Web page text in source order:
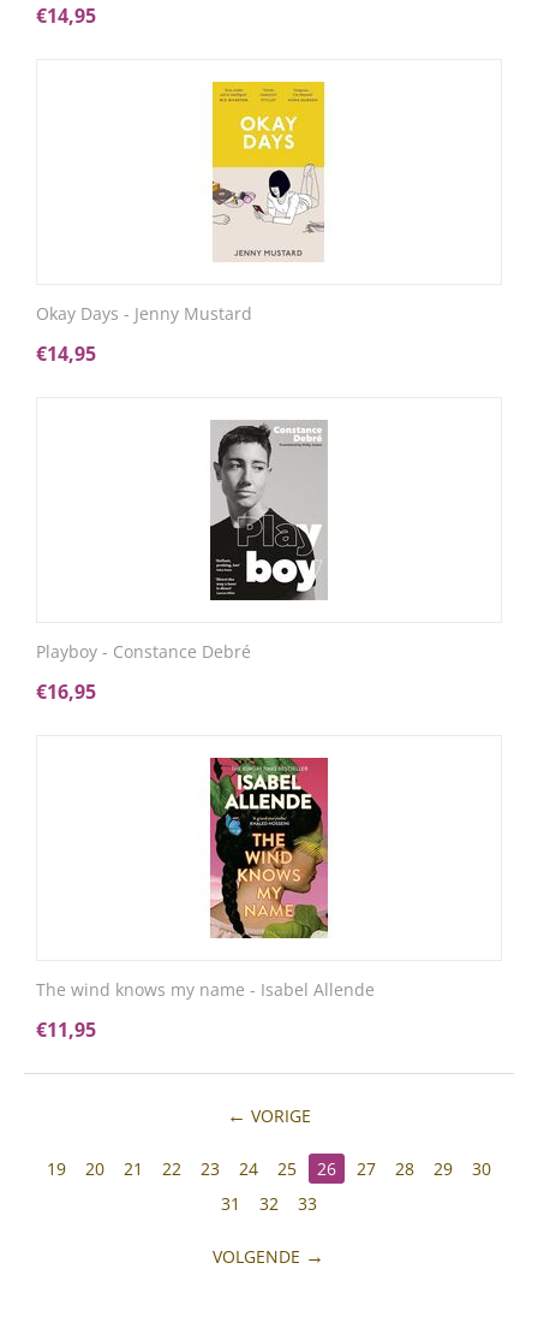
€14,95
Okay Days - Jenny Mustard
€14,95
Playboy - Constance Debré
€16,95
The wind knows my name - Isabel Allende
€11,95
VORIGE
19 20 21 22 23 24 25 26 27 28 29
30
31
32 33
VOLGENDE